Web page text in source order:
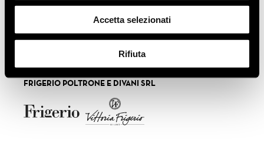
Accetta selezionati
Rifiuta
FRIGERIO POLTRONE E DIVANI SRL